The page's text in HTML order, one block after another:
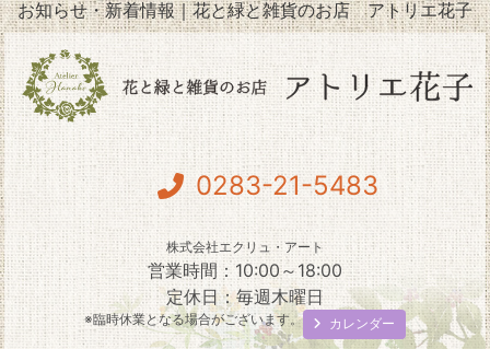
お知らせ・新着情報｜花と緑と雑貨のお店 アトリエ花子
0283-21-5483
株式会社エクリュ・アート
営業時間：10:00～18:00
定休日：毎週木曜日
※臨時休業となる場合がございます。 カレンダー